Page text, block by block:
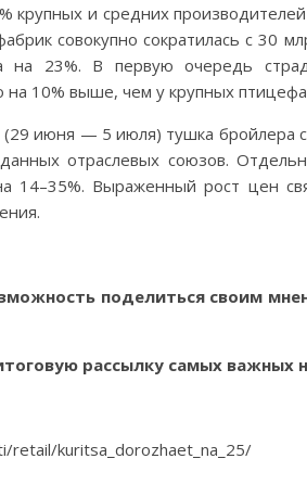
крупных и средних
совокупно сократилась с 30
на 23%. В первую очередь
на 10% выше, чем у крупных
июня — 5 июля) тушка бройлера
отраслевых союзов.
14–35%. Выраженный рост цен
поделиться своим
рассылку самых важных
kuritsa_dorozhaet_na_25/